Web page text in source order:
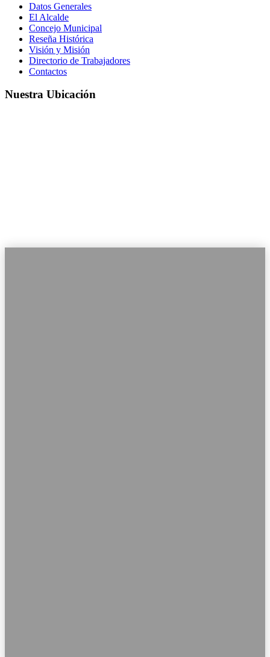
Datos Generales
El Alcalde
Concejo Municipal
Reseña Histórica
Visión y Misión
Directorio de Trabajadores
Contactos
Nuestra Ubicación